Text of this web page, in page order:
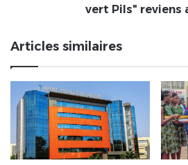
du
Leader
classement
aux
points,
"maillot
vert Pils" reviens
Articles similaires